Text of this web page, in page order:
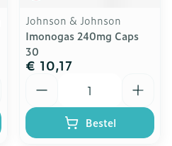
Johnson & Johnson
Imonogas 240mg Caps
30
€ 10,17
Bestel